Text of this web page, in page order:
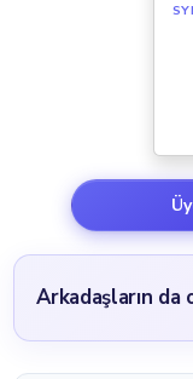
Arkadaşların da